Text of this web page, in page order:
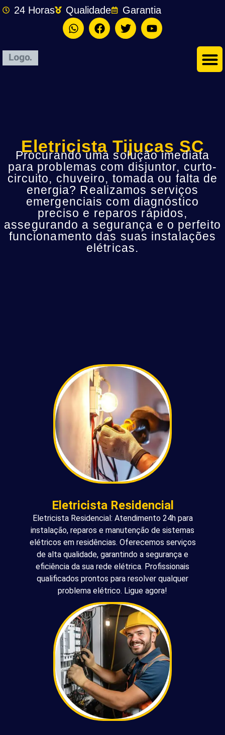
24 Horas Qualidade Garantia
Eletricista Tijucas SC
Procurando uma solução imediata
para problemas com disjuntor, curto-
circuito, chuveiro, tomada ou falta de
energia? Realizamos serviços
emergenciais com diagnóstico
preciso e reparos rápidos,
assegurando a segurança e o perfeito
funcionamento das suas instalações
elétricas.
Eletricista Residencial
Eletricista Residencial: Atendimento 24h para
instalação, reparos e manutenção de sistemas
elétricos em residências. Oferecemos serviços
de alta qualidade, garantindo a segurança e
eficiência da sua rede elétrica. Profissionais
qualificados prontos para resolver qualquer
problema elétrico. Ligue agora!